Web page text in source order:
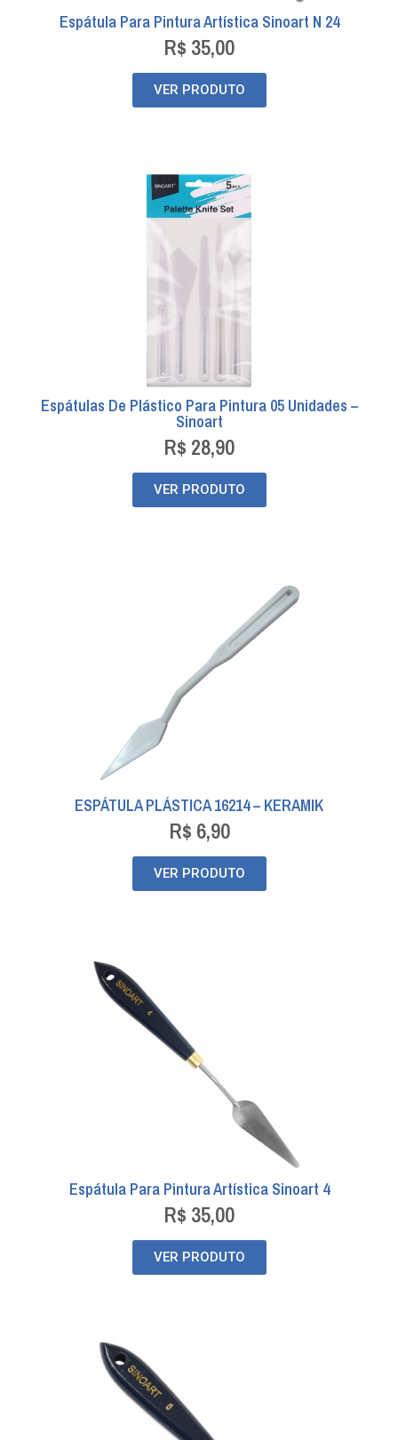
Espátula Para Pintura Artística Sinoart N 24
R$ 35,00
VER PRODUTO
Espátulas De Plástico Para Pintura 05 Unidades –
Sinoart
R$ 28,90
VER PRODUTO
ESPÁTULA PLÁSTICA 16214 – KERAMIK
R$ 6,90
VER PRODUTO
Espátula Para Pintura Artística Sinoart 4
R$ 35,00
VER PRODUTO